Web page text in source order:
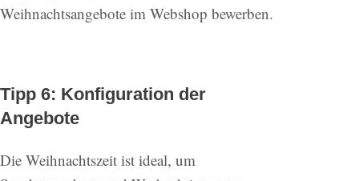
Weihnachtsangebote im Webshop bewerben.
Tipp 6: Konfiguration der
Angebote
Die Weihnachtszeit ist ideal, um